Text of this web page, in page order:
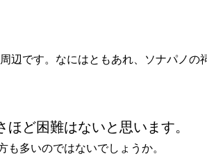
辺です。なにはともあれ、ソナパノの
ど困難はないと思います。
多いのではないでしょうか。